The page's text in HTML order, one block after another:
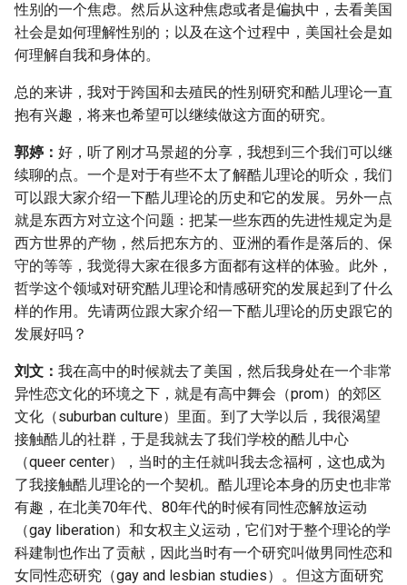
性别的一个焦虑。然后从这种焦虑或者是偏执中，去看美国
社会是如何理解性别的；以及在这个过程中，美国社会是如
何理解自我和身体的。
总的来讲，我对于跨国和去殖民的性别研究和酷儿理论一直
抱有兴趣，将来也希望可以继续做这方面的研究。
郭婷： 好，听了刚才马景超的分享，我想到三个我们可以继
续聊的点。一个是对于有些不太了解酷儿理论的听众，我们
可以跟大家介绍一下酷儿理论的历史和它的发展。另外一点
就是东西方对立这个问题：把某一些东西的先进性规定为是
西方世界的产物，然后把东方的、亚洲的看作是落后的、保
守的等等，我觉得大家在很多方面都有这样的体验。此外，
哲学这个领域对研究酷儿理论和情感研究的发展起到了什么
样的作用。先请两位跟大家介绍一下酷儿理论的历史跟它的
发展好吗？
刘文： 我在高中的时候就去了美国，然后我身处在一个非常
异性恋文化的环境之下，就是有高中舞会（prom）的郊区
文化（suburban culture）里面。到了大学以后，我很渴望
接触酷儿的社群，于是我就去了我们学校的酷儿中心
（queer center），当时的主任就叫我去念福柯，这也成为
了我接触酷儿理论的一个契机。酷儿理论本身的历史也非常
有趣，在北美70年代、80年代的时候有同性恋解放运动
（gay liberation）和女权主义运动，它们对于整个理论的学
科建制也作出了贡献，因此当时有一个研究叫做男同性恋和
女同性恋研究（gay and lesbian studies）。但这方面研究